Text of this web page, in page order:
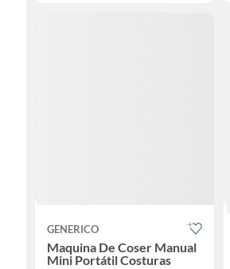
GENERICO
Maquina De Coser Manual
Mini Portátil Costuras